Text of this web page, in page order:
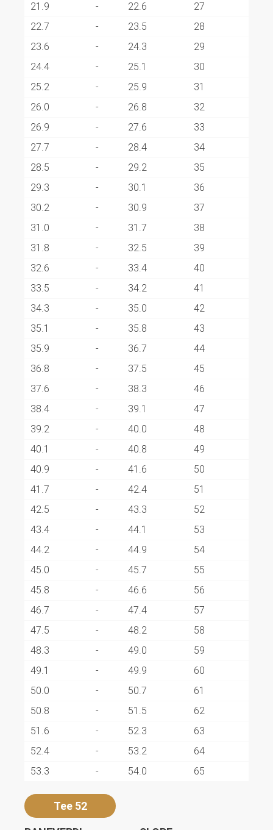
21.9
- 22.6
27
22.7
- 23.5
28
23.6
- 24.3
29
24.4
- 25.1
30
25.2
- 25.9
31
26.0
- 26.8
32
26.9
- 27.6
33
27.7
- 28.4
34
28.5
- 29.2
35
29.3
- 30.1
36
30.2
- 30.9
37
31.0
- 31.7
38
31.8
- 32.5
39
32.6
- 33.4
40
33.5
- 34.2
41
34.3
- 35.0
42
35.1
- 35.8
43
35.9
- 36.7
44
36.8
- 37.5
45
37.6
- 38.3
46
38.4
- 39.1
47
39.2
- 40.0
48
40.1
- 40.8
49
40.9
- 41.6
50
41.7
- 42.4
51
42.5
- 43.3
52
43.4
- 44.1
53
44.2
- 44.9
54
45.0
- 45.7
55
45.8
- 46.6
56
46.7
- 47.4
57
47.5
- 48.2
58
48.3
- 49.0
59
49.1
- 49.9
60
50.0
- 50.7
61
50.8
- 51.5
62
51.6
- 52.3
63
52.4
- 53.2
64
53.3
- 54.0 65
Tee 52